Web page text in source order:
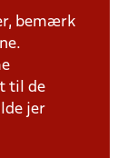
bemærk
til de
jer